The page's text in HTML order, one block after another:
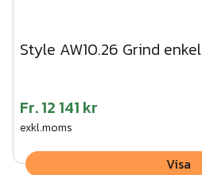
Style AW10.26 Grind enkel
Fr.12 141 kr
exkl.moms
Visa